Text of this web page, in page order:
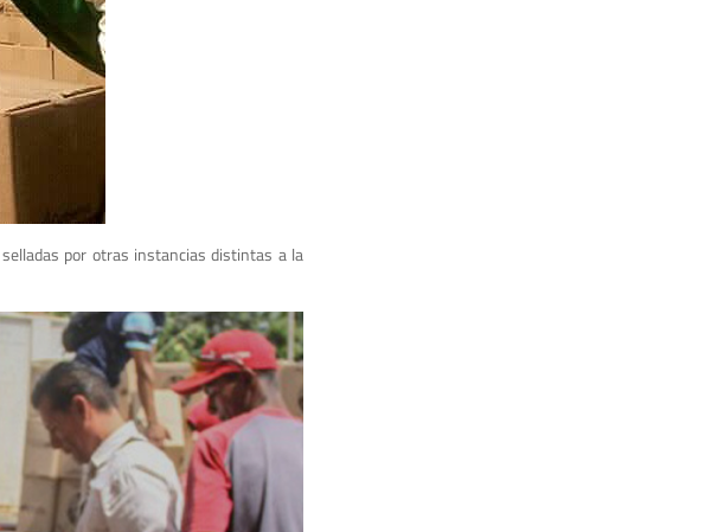
por otras instancias distintas a la